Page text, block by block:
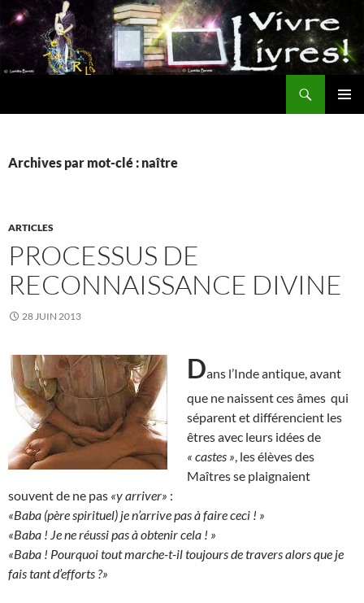
Aller
au
contenu
Archives par mot-clé : naître
ARTICLES
PROCESSUS DE
RECONNAISSANCE DIVINE
28 JUIN 2013
Dans l’Inde antique, avant
que ne naissent ces âmes qui
séparent et différencient les
êtres avec leurs idées de
« castes » , les élèves des
Maîtres se plaignaient
souvent de ne pas «y arriver» :
«Baba (père spirituel) je n’arrive pas à faire ceci ! »
«Baba ! Je ne réussi pas à obtenir cela ! »
«Baba ! Pourquoi tout marche-t-il toujours de travers alors que je
fais tant d’efforts ?»